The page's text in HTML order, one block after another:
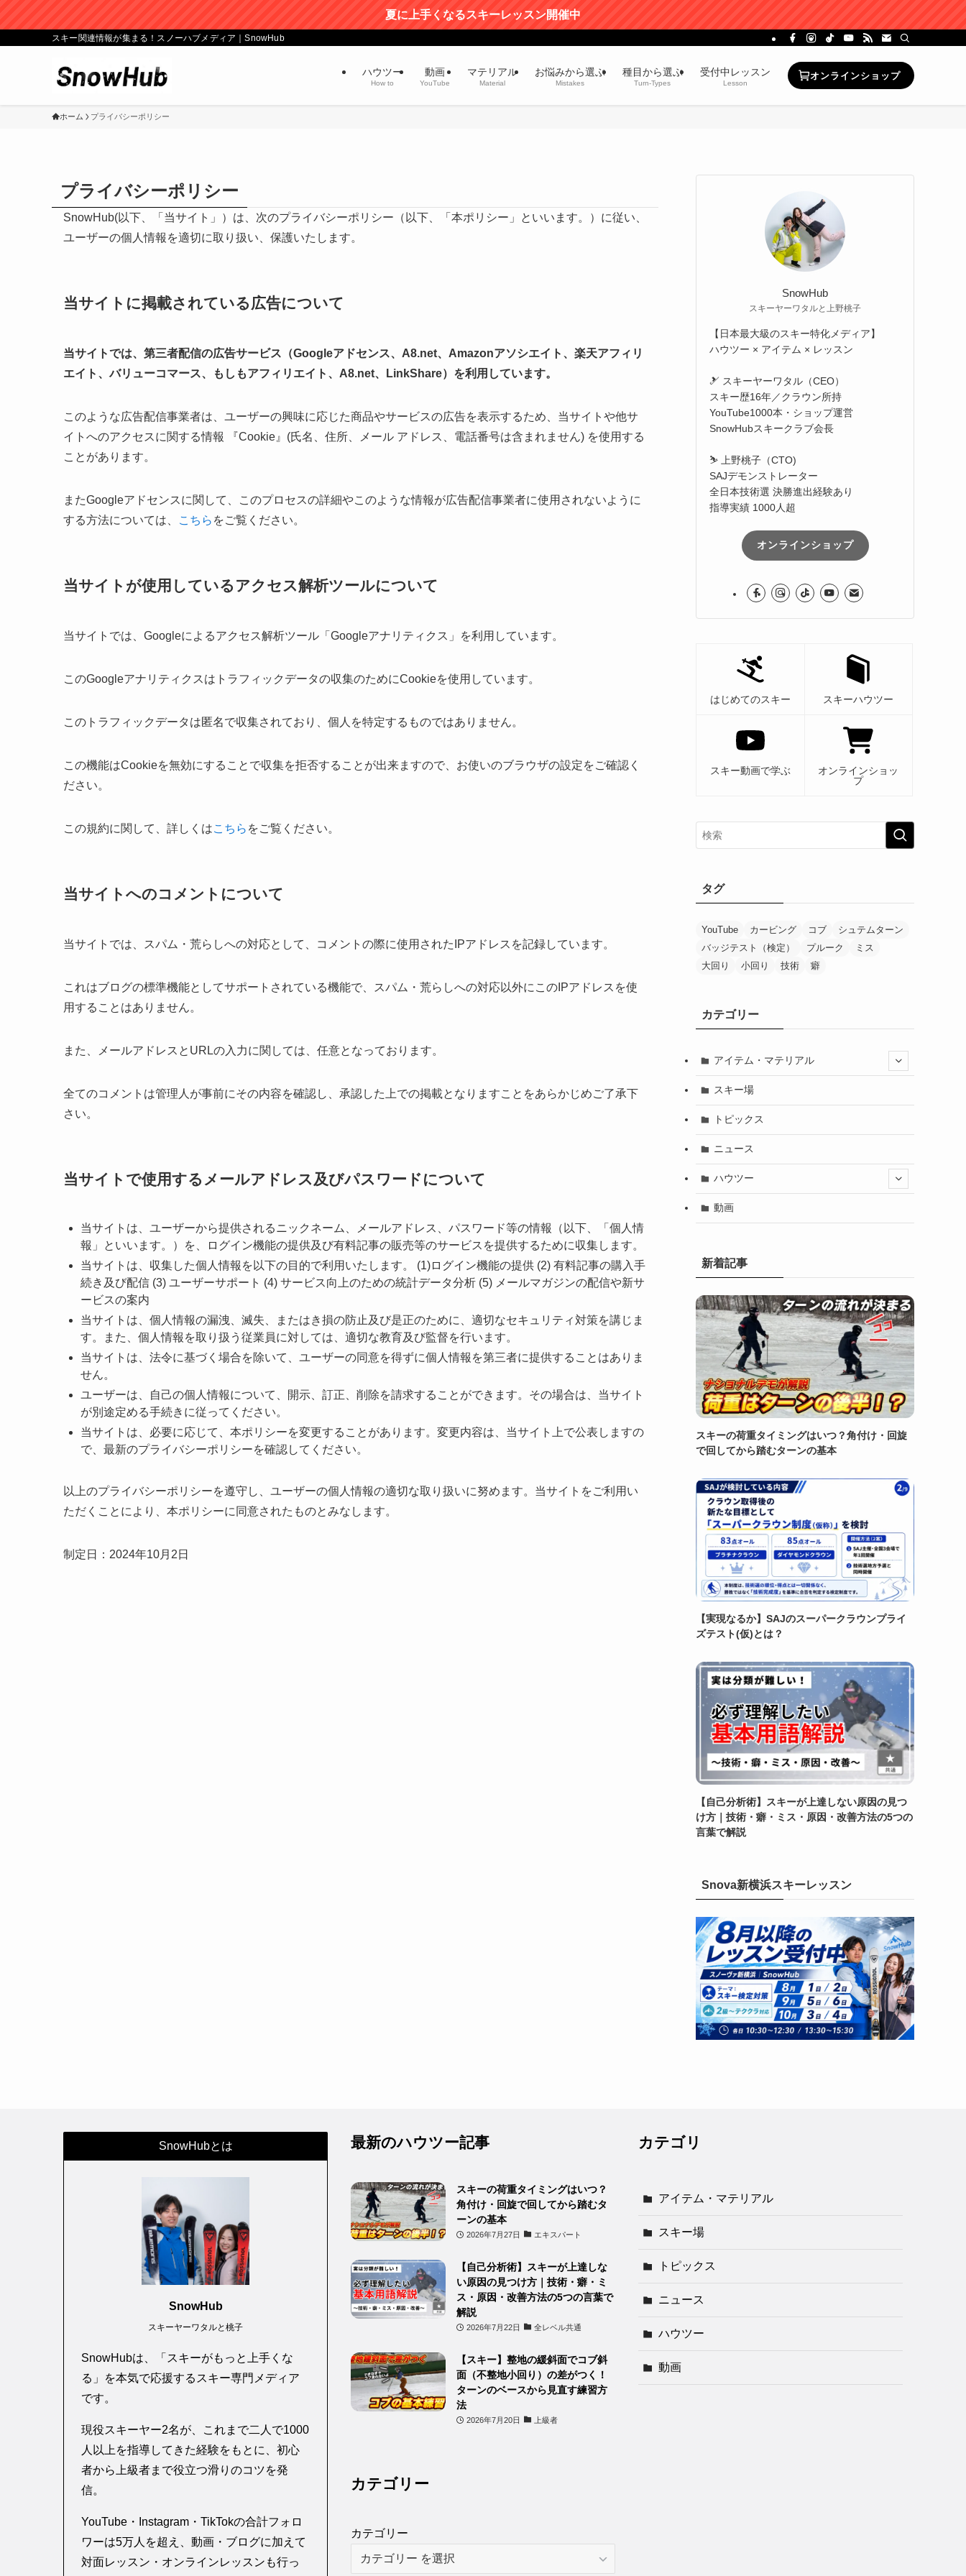
夏に上手くなるスキーレッスン開催中
スキー関連情報が集まる！スノーハブメディア｜SnowHub
ハウツー
How to
動画
YouTube
マテリアル
Material
お悩みから選ぶ
Mistakes
種目から選ぶ
Turn-Types
受付中レッスン
Lesson
オンラインショップ
ホーム プライバシーポリシー
プライバシーポリシー
SnowHub(以下、「当サイト」）は、次のプライバシーポリシー（以下、「本ポリシー」といいます。）に従い、
ユーザーの個人情報を適切に取り扱い、保護いたします。
当サイトに掲載されている広告について
当サイトでは、第三者配信の広告サービス（Googleアドセンス、A8.net、Amazonアソシエイト、楽天アフィリ
エイト、バリューコマース、もしもアフィリエイト、A8.net、LinkShare）を利用しています。
このような広告配信事業者は、ユーザーの興味に応じた商品やサービスの広告を表示するため、当サイトや他サ
イトへのアクセスに関する情報 『Cookie』(氏名、住所、メール アドレス、電話番号は含まれません) を使用する
ことがあります。
またGoogleアドセンスに関して、このプロセスの詳細やこのような情報が広告配信事業者に使用されないように
する方法については、
こちら をご覧ください。
当サイトが使用しているアクセス解析ツールについて
当サイトでは、Googleによるアクセス解析ツール「Googleアナリティクス」を利用しています。
このGoogleアナリティクスはトラフィックデータの収集のためにCookieを使用しています。
このトラフィックデータは匿名で収集されており、個人を特定するものではありません。
この機能はCookieを無効にすることで収集を拒否することが出来ますので、お使いのブラウザの設定をご確認く
ださい。
この規約に関して、詳しくはこちら をご覧ください。
当サイトへのコメントについて
当サイトでは、スパム・荒らしへの対応として、コメントの際に使用されたIPアドレスを記録しています。
これはブログの標準機能としてサポートされている機能で、スパム・荒らしへの対応以外にこのIPアドレスを使
用することはありません。
また、メールアドレスとURLの入力に関しては、任意となっております。
全てのコメントは管理人が事前にその内容を確認し、承認した上での掲載となりますことをあらかじめご了承下
さい。
当サイトで使用するメールアドレス及びパスワードについて
当サイトは、ユーザーから提供されるニックネーム、メールアドレス、パスワード等の情報（以下、「個人情
報」といいます。）を、ログイン機能の提供及び有料記事の販売等のサービスを提供するために収集します。
当サイトは、収集した個人情報を以下の目的で利用いたします。 (1)ログイン機能の提供 (2) 有料記事の購入手
続き及び配信 (3) ユーザーサポート (4) サービス向上のための統計データ分析 (5) メールマガジンの配信や新サ
ービスの案内
当サイトは、個人情報の漏洩、滅失、またはき損の防止及び是正のために、適切なセキュリティ対策を講じま
す。また、個人情報を取り扱う従業員に対しては、適切な教育及び監督を行います。
当サイトは、法令に基づく場合を除いて、ユーザーの同意を得ずに個人情報を第三者に提供することはありま
せん。
ユーザーは、自己の個人情報について、開示、訂正、削除を請求することができます。その場合は、当サイト
が別途定める手続きに従ってください。
当サイトは、必要に応じて、本ポリシーを変更することがあります。変更内容は、当サイト上で公表しますの
で、最新のプライバシーポリシーを確認してください。
以上のプライバシーポリシーを遵守し、ユーザーの個人情報の適切な取り扱いに努めます。当サイトをご利用い
ただくことにより、本ポリシーに同意されたものとみなします。
制定日：2024年10月2日
SnowHub
スキーヤーワタルと上野桃子
【日本最大級のスキー特化メディア】
ハウツー × アイテム × レッスン
🎿 スキーヤーワタル（CEO）
スキー歴16年／クラウン所持
YouTube1000本・ショップ運営
SnowHubスキークラブ会長
⛷️ 上野桃子（CTO)
SAJデモンストレーター
全日本技術選 決勝進出経験あり
指導実績 1000人超
オンラインショップ
はじめてのスキー スキーハウツー
スキー動画で学ぶ
オンラインショッ
プ
タグ
YouTube カービング コブ
シュテムターン
バッジテスト（検定）
プルーク
ミス
大回り
小回り 技術 癖
カテゴリー
アイテム・マテリアル
スキー場
トピックス
ニュース
ハウツー
動画
新着記事
スキーの荷重タイミングはいつ？角付け・回旋
で回してから踏むターンの基本
【実現なるか】SAJのスーパークラウンプライ
ズテスト(仮)とは？
【自己分析術】スキーが上達しない原因の見つ
け方｜技術・癖・ミス・原因・改善方法の5つの
言葉で解説
Snova新横浜スキーレッスン
SnowHubとは
SnowHub
スキーヤーワタルと桃子
SnowHubは、「スキーがもっと上手くな
る」を本気で応援するスキー専門メディア
です。
現役スキーヤー2名が、これまで二人で1000
人以上を指導してきた経験をもとに、初心
者から上級者まで役立つ滑りのコツを発
信。
YouTube・Instagram・TikTokの合計フォロ
ワーは5万人を超え、動画・ブログに加えて
対面レッスン・オンラインレッスンも行っ
最新のハウツー記事
スキーの荷重タイミングはいつ？
角付け・回旋で回してから踏むタ
ーンの基本
2026年7月27日 エキスパート
【自己分析術】スキーが上達しな
い原因の見つけ方｜技術・癖・ミ
ス・原因・改善方法の5つの言葉で
解説
2026年7月22日 全レベル共通
【スキー】整地の緩斜面でコブ斜
面（不整地小回り）の差がつく！
ターンのベースから見直す練習方
法
2026年7月20日 上級者
カテゴリー
カテゴリー
カテゴリ
アイテム・マテリアル
スキー場
トピックス
ニュース
ハウツー
動画